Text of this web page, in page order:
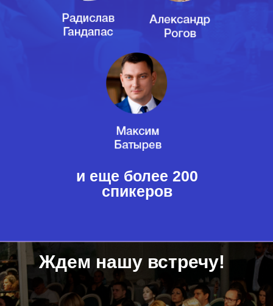
и еще более 200
спикеров
Ждем нашу встречу!